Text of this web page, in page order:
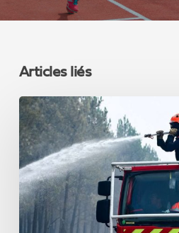
Articles liés
INCENDIES
EN
FRANCE
:
la
Belgique
renforce
son